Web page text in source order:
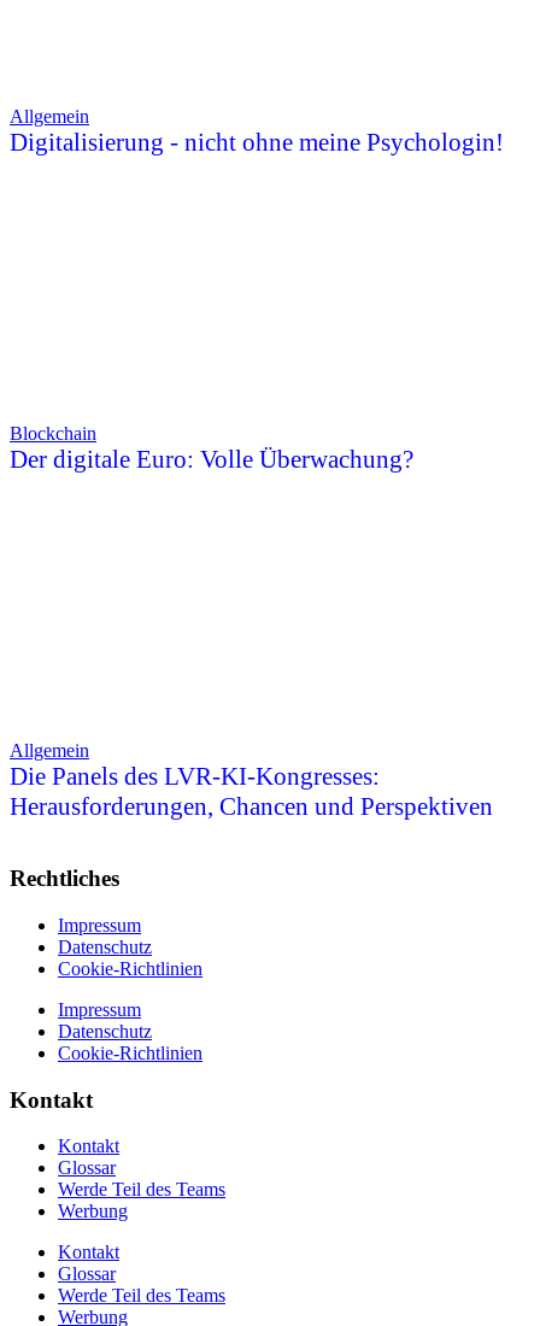
Allgemein
Digitalisierung - nicht ohne meine Psychologin!
Blockchain
Der digitale Euro: Volle Überwachung?
Allgemein
Die Panels des LVR-KI-Kongresses:
Herausforderungen, Chancen und Perspektiven
Rechtliches
Impressum
Datenschutz
Cookie-Richtlinien
Impressum
Datenschutz
Cookie-Richtlinien
Kontakt
Kontakt
Glossar
Werde Teil des Teams
Werbung
Kontakt
Glossar
Werde Teil des Teams
Werbung